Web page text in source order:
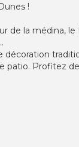
!
de la médina,
décoration
patio. Profitez